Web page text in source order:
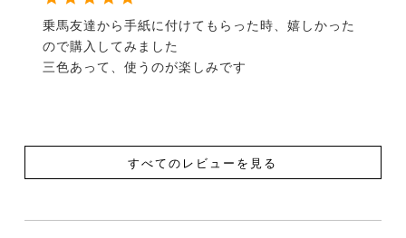
乗馬友達から手紙に付けてもらった時、嬉しかった
ので購入してみました
三色あって、使うのが楽しみです
すべてのレビューを見る